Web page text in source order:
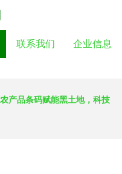
联系我们 企业信息
产品条码赋能黑土地，科技